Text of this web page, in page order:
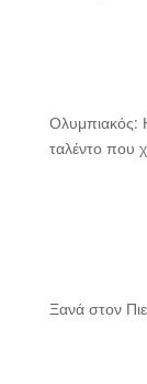
Ολυμπιακός:
ταλέντο που
Ξανά στον